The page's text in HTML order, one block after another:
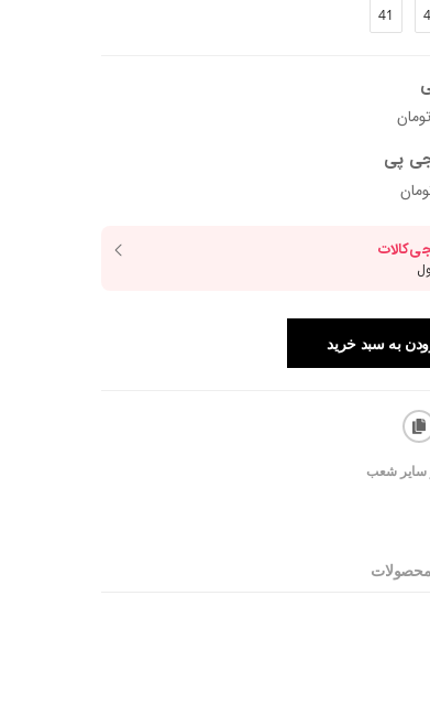
41
پی
به سبد خرید
سایر شعب